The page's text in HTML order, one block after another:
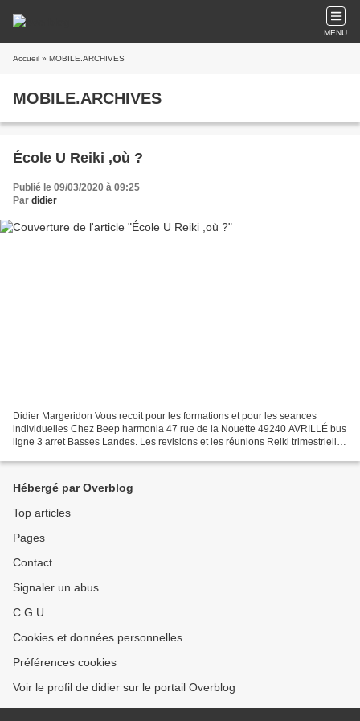
MENU
Accueil » MOBILE.ARCHIVES
MOBILE.ARCHIVES
École U Reiki ,où ?
Publié le 09/03/2020 à 09:25
Par didier
Didier Margeridon Vous recoit pour les formations et pour les seances
individuelles Chez Beep harmonia 47 rue de la Nouette 49240 AVRILLÉ bus
ligne 3 arret Basses Landes. Les revisions et les réunions Reiki trimestrielles
Hébergé par Overblog
Top articles
Pages
Contact
Signaler un abus
C.G.U.
Cookies et données personnelles
Préférences cookies
Voir le profil de didier sur le portail Overblog